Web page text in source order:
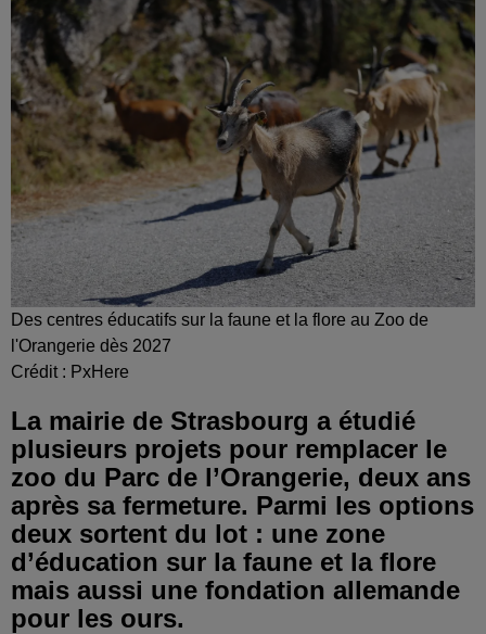
Des centres éducatifs sur la faune et la flore au Zoo de
l'Orangerie dès 2027
Crédit : PxHere
La mairie de Strasbourg a étudié
plusieurs projets pour remplacer le
zoo du Parc de l’Orangerie, deux ans
après sa fermeture. Parmi les options
deux sortent du lot : une zone
d’éducation sur la faune et la flore
mais aussi une fondation allemande
pour les ours.